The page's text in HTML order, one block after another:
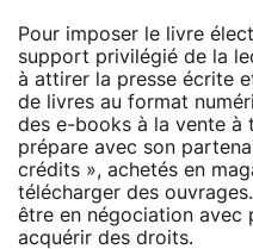
Pour imposer le livre
support privilégié de la
à attirer la presse écrite
de livres au format
des e-books à la vente à
prépare avec son
crédits », achetés en
télécharger des
être en négociation avec
acquérir des droits.